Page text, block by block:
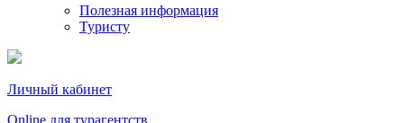
Полезная информация
Туристу
Личный кабинет
Online для турагентств